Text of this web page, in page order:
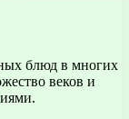
блюд в многих
веков и